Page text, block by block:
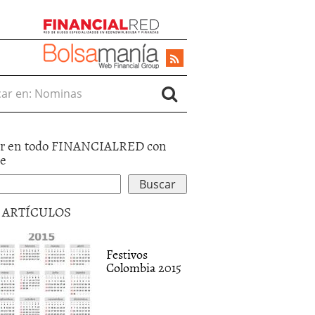
en:
en todo FINANCIALRED con
ARTÍCULOS
Festivos
Colombia 2015